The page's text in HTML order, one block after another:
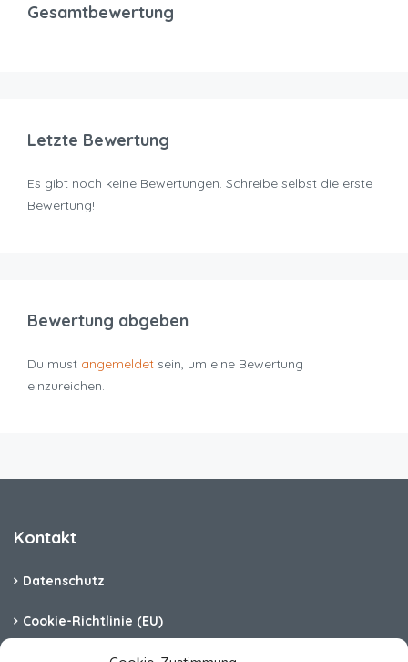
Gesamtbewertung
Letzte Bewertung
Es gibt noch keine Bewertungen. Schreibe selbst die erste
Bewertung!
Bewertung abgeben
Du must angemeldet sein, um eine Bewertung
einzureichen.
Kontakt
Datenschutz
Cookie-Richtlinie (EU)